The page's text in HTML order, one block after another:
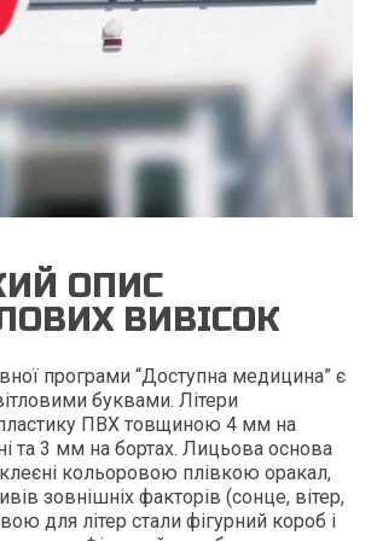
ОПИС
ВИВІСОК
програми “Доступна медицина” є
буквами. Літери
пластику ПВХ товщиною 4 мм на
та 3 мм на бортах. Лицьова основа
кольоровою плівкою оракал,
зовнішніх факторів (сонце, вітер,
для літер стали фігурний короб і